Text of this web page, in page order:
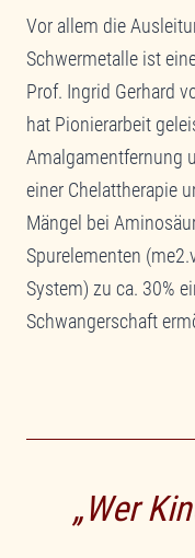
Vor allem die
Schwermetalle ist
Prof. Ingrid Gerhard
hat Pionierarbeit
Amalgamentfernung
einer Chelattherapie
Mängel bei
Spurelementen
System) zu ca. 30%
Schwangerschaft
„Wer